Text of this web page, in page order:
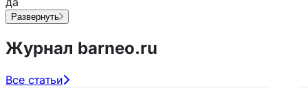
Развернуть
Журнал barneo.ru
Все статьи